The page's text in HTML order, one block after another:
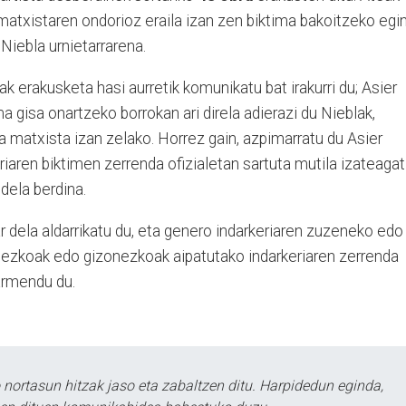
ondorioz eraila izan zen biktima bakoitzeko
urnietarrarena.
erakusketa hasi aurretik komunikatu bat irakurri du; Asier
gisa onartzeko borrokan ari direla adierazi du Nieblak,
matxista izan zelako. Horrez gain, azpimarratu du Asier
biktimen zerrenda ofizialetan sartuta mutila
berdina.
dela aldarrikatu du, eta genero indarkeriaren zuzeneko edo
edo gizonezkoak aipatutako indarkeriaren zerrenda
du.
nortasun hitzak jaso eta zabaltzen ditu. Harpidedun eginda,